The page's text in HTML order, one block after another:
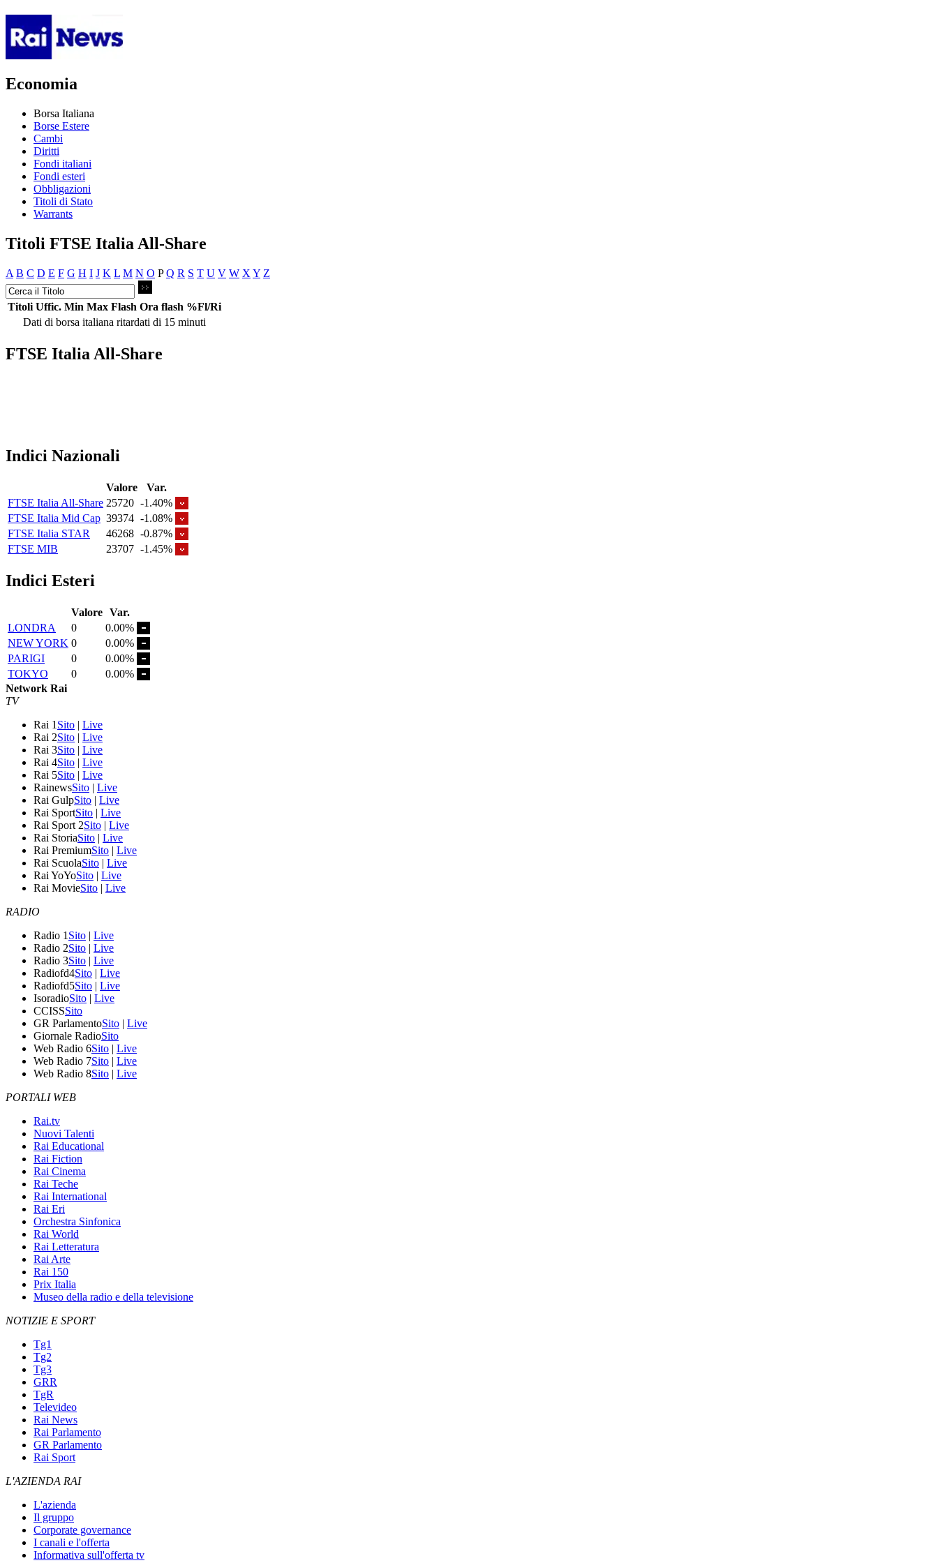
Economia
Borsa Italiana
Borse Estere
Cambi
Diritti
Fondi italiani
Fondi esteri
Obbligazioni
Titoli di Stato
Warrants
Titoli FTSE Italia All-Share
A B C D E F G H I J K L M N O PQ R S T U V W X Y Z
Titoli Uffic. Min Max Flash Ora flash %Fl/Ri
Dati di borsa italiana ritardati di 15 minuti
FTSE Italia All-Share
Indici Nazionali
Valore
Var.
FTSE Italia All-Share 25720 -1.40%
FTSE Italia Mid Cap 39374 -1.08%
FTSE Italia STAR
46268 -0.87%
FTSE MIB
23707 -1.45%
Indici Esteri
Valore Var.
LONDRA
0
0.00%
NEW YORK 0
0.00%
PARIGI
0
0.00%
TOKYO
0
0.00%
Network Rai
TV
Rai 1 Sito | Live
Rai 2Sito | Live
Rai 3Sito | Live
Rai 4Sito | Live
Rai 5Sito | Live
RainewsSito | Live
Rai GulpSito | Live
Rai SportSito | Live
Rai Sport 2Sito | Live
Rai StoriaSito | Live
Rai PremiumSito | Live
Rai ScuolaSito | Live
Rai YoYoSito | Live
Rai MovieSito | Live
RADIO
Radio 1 Sito | Live
Radio 2Sito | Live
Radio 3Sito | Live
Radiofd4Sito | Live
Radiofd5Sito | Live
IsoradioSito | Live
CCISSSito
GR ParlamentoSito | Live
Giornale RadioSito
Web Radio 6Sito | Live
Web Radio 7Sito | Live
Web Radio 8Sito | Live
PORTALI WEB
Rai.tv
Nuovi Talenti
Rai Educational
Rai Fiction
Rai Cinema
Rai Teche
Rai International
Rai Eri
Orchestra Sinfonica
Rai World
Rai Letteratura
Rai Arte
Rai 150
Prix Italia
Museo della radio e della televisione
NOTIZIE E SPORT
Tg1
Tg2
Tg3
GRR
TgR
Televideo
Rai News
Rai Parlamento
GR Parlamento
Rai Sport
L'AZIENDA RAI
L'azienda
Il gruppo
Corporate governance
I canali e l'offerta
Informativa sull'offerta tv